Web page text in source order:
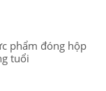
phẩm đóng hộp
tuổi